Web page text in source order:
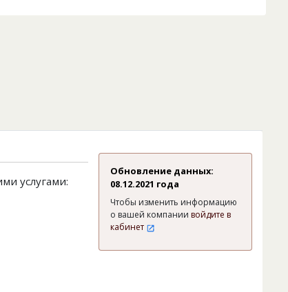
услугами:
Обновление данных:
08.12.2021 года
Чтобы изменить информацию
о вашей компании войдите в
кабинет